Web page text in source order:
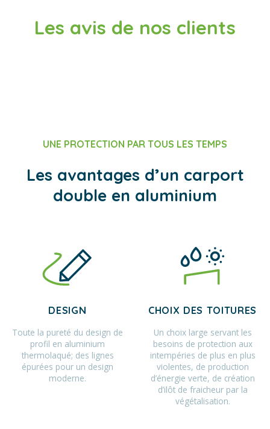
Les avis de nos clients
UNE PROTECTION PAR TOUS LES TEMPS
Les avantages d’un carport
double en aluminium
DESIGN
Toute la pureté du design de
profil en aluminium
thermolaqué; des lignes
épurées pour un design
moderne.
CHOIX DES TOITURES
Un choix large servant les
besoins de protection aux
intempéries de plus en plus
violentes, de production
d’énergie verte, de création
d’ilôt de fraicheur par la
végétalisation.